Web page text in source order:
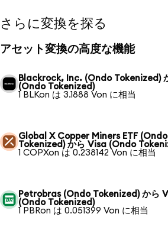
さらに変換を探る
アセット変換の高度な機能
Blackrock, Inc. (Ondo Tokenized)
(Ondo Tokenized)
1 BLKon は 3.1888 Von に相当
Global X Copper Miners ETF (Ondo
Tokenized) から Visa (Ondo
1 COPXon は 0.238142 Von に相当
Petrobras (Ondo Tokenized) から
(Ondo Tokenized)
1 PBRon は 0.051399 Von に相当